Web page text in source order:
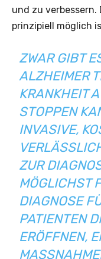
und zu verbessern.
prinzipiell möglich
ZWAR GIBT
ALZHEIMER
KRANKHEIT
STOPPEN
INVASIVE,
ZUR
MÖGLICHST
DIAGNOSE
PATIENTEN
ERÖFFNEN,